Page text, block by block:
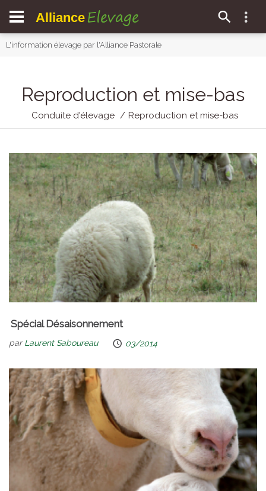
Alliance Elevage
L'information élevage par l'Alliance Pastorale
Reproduction et mise-bas
Conduite d'élevage Reproduction et mise-bas
Spécial Désaisonnement
parLaurent Saboureau 03/2014